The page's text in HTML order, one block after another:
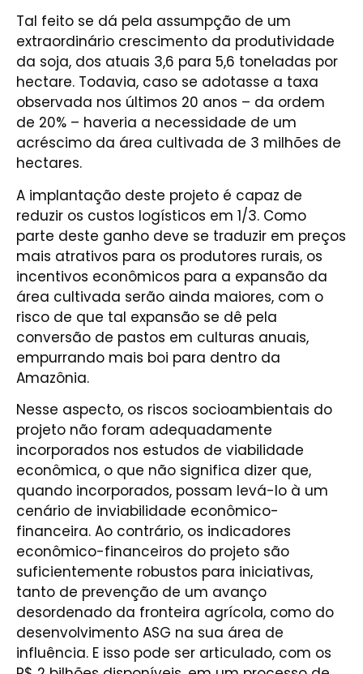
Tal feito se dá pela assumpção de um
extraordinário crescimento da produtividade
da soja, dos atuais 3,6 para 5,6 toneladas por
hectare. Todavia, caso se adotasse a taxa
observada nos últimos 20 anos – da ordem
de 20% – haveria a necessidade de um
acréscimo da área cultivada de 3 milhões de
hectares.
A implantação deste projeto é capaz de
reduzir os custos logísticos em 1/3. Como
parte deste ganho deve se traduzir em preços
mais atrativos para os produtores rurais, os
incentivos econômicos para a expansão da
área cultivada serão ainda maiores, com o
risco de que tal expansão se dê pela
conversão de pastos em culturas anuais,
empurrando mais boi para dentro da
Amazônia.
Nesse aspecto, os riscos socioambientais do
projeto não foram adequadamente
incorporados nos estudos de viabilidade
econômica, o que não significa dizer que,
quando incorporados, possam levá-lo à um
cenário de inviabilidade econômico-
financeira. Ao contrário, os indicadores
econômico-financeiros do projeto são
suficientemente robustos para iniciativas,
tanto de prevenção de um avanço
desordenado da fronteira agrícola, como do
desenvolvimento ASG na sua área de
influência. E isso pode ser articulado, com os